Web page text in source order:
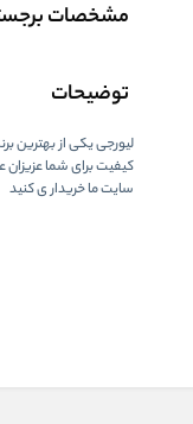
مشخصات
توضیحات
لیورجی یکی از بهترین
کیفیت برای شما عزیزان
سایت ما خریدار ی کنید